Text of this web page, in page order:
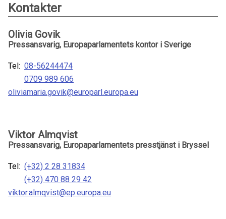
Kontakter
Olivia Govik
Pressansvarig, Europaparlamentets kontor i Sverige
Tel: 08-56244474
0709 989 606
oliviamaria.govik@europarl.europa.eu
Viktor Almqvist
Pressansvarig, Europaparlamentets presstjänst i Bryssel
Tel: (+32) 2 28 31834
(+32) 470 88 29 42
viktor.almqvist@ep.europa.eu